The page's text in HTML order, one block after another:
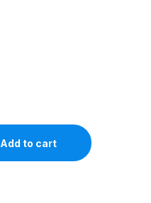
Add to cart